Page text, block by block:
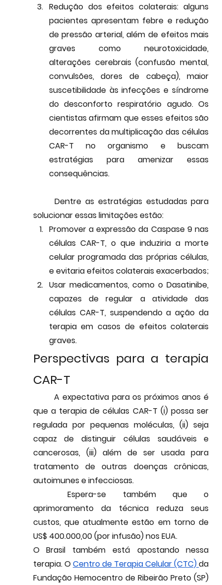
Redução dos efeitos colaterais: alguns
pacientes apresentam febre e redução
de pressão arterial, além de efeitos mais
graves como neurotoxicidade,
alterações cerebrais (confusão mental,
convulsões, dores de cabeça), maior
suscetibilidade às infecções e síndrome
do desconforto respiratório agudo. Os
cientistas afirmam que esses efeitos são
decorrentes da multiplicação das células
CAR-T no organismo e buscam
estratégias para amenizar essas
consequências.
solucionar essas limitações estão:
Promover a expressão da Caspase 9 nas
células CAR-T, o que induziria a morte
celular programada das próprias células,
e evitaria efeitos colaterais exacerbados;
Usar medicamentos, como o Dasatinibe,
capazes de regular a atividade das
células CAR-T, suspendendo a ação da
terapia em casos de efeitos colaterais
graves.
Perspectivas para a terapia
CAR-T
que a terapia de células CAR-T (i) possa ser
regulada por pequenas moléculas, (ii) seja
capaz de distinguir células saudáveis e
tratamento de outras doenças crônicas,
autoimunes e infecciosas.
	Espera-se também que o
aprimoramento da técnica reduza seus
custos, que atualmente estão em torno de
US$ 400.000,00 (por infusão) nos EUA.
O Brasil também está apostando nessa
terapia. O Centro de Terapia Celular (CTC) da
Fundação Hemocentro de Ribeirão Preto (SP)